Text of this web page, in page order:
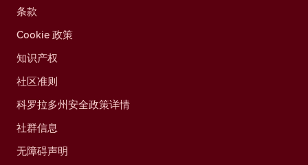
条款
Cookie 政策
知识产权
社区准则
科罗拉多州安全政策详情
社群信息
无障碍声明